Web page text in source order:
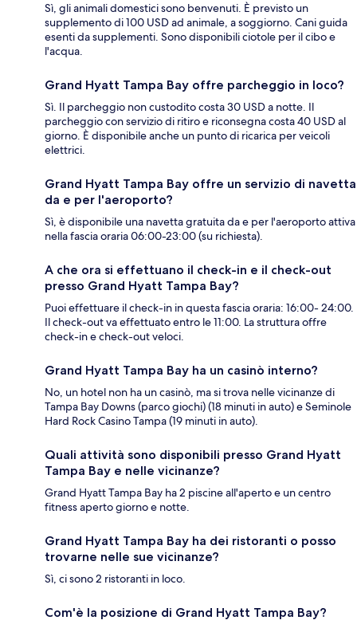
Sì, gli animali domestici sono benvenuti. È previsto un
supplemento di 100 USD ad animale, a soggiorno. Cani guida
esenti da supplementi. Sono disponibili ciotole per il cibo e
l'acqua.
Grand Hyatt Tampa Bay offre parcheggio in loco?
Sì. Il parcheggio non custodito costa 30 USD a notte. Il
parcheggio con servizio di ritiro e riconsegna costa 40 USD al
giorno. È disponibile anche un punto di ricarica per veicoli
elettrici.
Grand Hyatt Tampa Bay offre un servizio di navetta
da e per l'aeroporto?
Sì, è disponibile una navetta gratuita da e per l'aeroporto attiva
nella fascia oraria 06:00-23:00 (su richiesta).
A che ora si effettuano il check-in e il check-out
presso Grand Hyatt Tampa Bay?
Puoi effettuare il check-in in questa fascia oraria: 16:00- 24:00.
Il check-out va effettuato entro le 11:00. La struttura offre
check-in e check-out veloci.
Grand Hyatt Tampa Bay ha un casinò interno?
No, un hotel non ha un casinò, ma si trova nelle vicinanze di
Tampa Bay Downs (parco giochi) (18 minuti in auto) e Seminole
Hard Rock Casino Tampa (19 minuti in auto).
Quali attività sono disponibili presso Grand Hyatt
Tampa Bay e nelle vicinanze?
Grand Hyatt Tampa Bay ha 2 piscine all'aperto e un centro
fitness aperto giorno e notte.
Grand Hyatt Tampa Bay ha dei ristoranti o posso
trovarne nelle sue vicinanze?
Sì, ci sono 2 ristoranti in loco.
Com'è la posizione di Grand Hyatt Tampa Bay?